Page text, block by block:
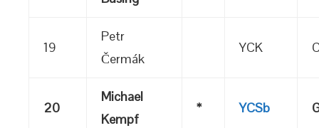
19
Petr
Čermák
YCK
20
Michael
Kempf
* YCSb